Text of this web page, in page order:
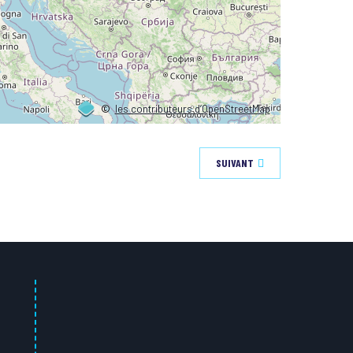
©les contributeurs d’OpenStreetMap
SUIVANT